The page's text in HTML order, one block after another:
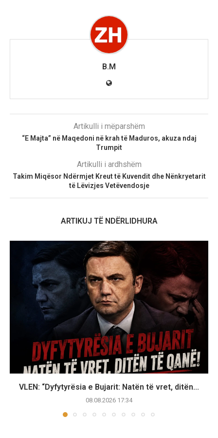
B.M
Artikulli i mëparshëm
“E Majta” në Maqedoni në krah të Maduros, akuza ndaj
Trumpit
Artikulli i ardhshëm
Takim Miqësor Ndërmjet Kreut të Kuvendit dhe Nënkryetarit
të Lëvizjes Vetëvendosje
ARTIKUJ TË NDËRLIDHURA
VLEN: “Dyfytyrësia e Bujarit: Natën të vret, ditën...
08.08.2026 17:34